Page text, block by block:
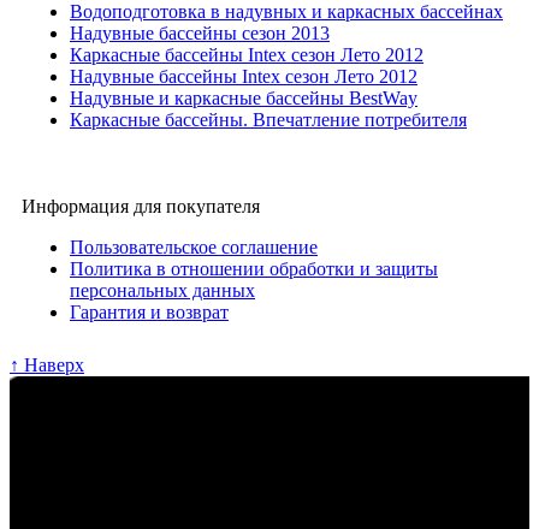
Водоподготовка в надувных и каркасных бассейнах
Надувные бассейны сезон 2013
Каркасные бассейны Intex сезон Лето 2012
Надувные бассейны Intex сезон Лето 2012
Надувные и каркасные бассейны BestWay
Каркасные бассейны. Впечатление потребителя
Информация для покупателя
Пользовательское соглашение
Политика в отношении обработки и защиты
персональных данных
Гарантия и возврат
↑ Наверх